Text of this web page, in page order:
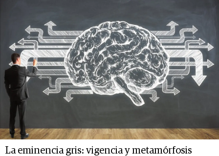
La eminencia gris: vigencia y metamórfosis